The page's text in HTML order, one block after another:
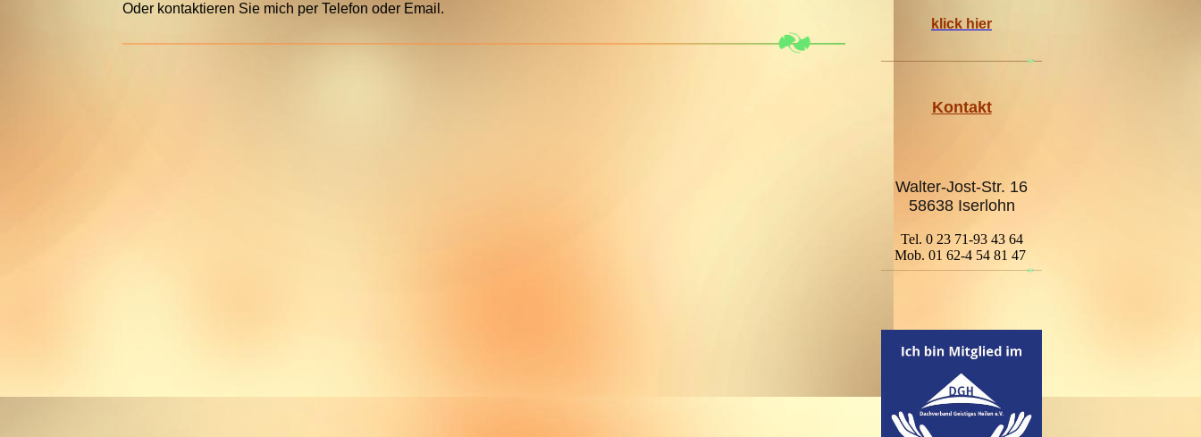
Oder kontaktieren Sie mich per Telefon oder Email.
klick hier
Kontakt
Walter-Jost-Str. 16
58638 Iserlohn
Tel. 0 23 71-93 43 64
Mob. 01 62-4 54 81 47